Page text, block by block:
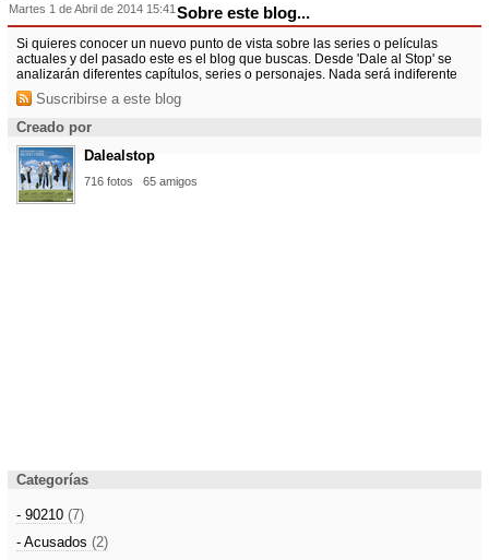
Martes 1 de Abril de 2014 15:41 Sobre este blog...
Si quieres conocer un nuevo punto de vista sobre las series o películas
actuales y del pasado este es el blog que buscas. Desde 'Dale al Stop' se
analizarán diferentes capítulos, series o personajes. Nada será indiferente
Suscribirse a este blog
Creado por
Dalealstop
716 fotos 65 amigos
Categorías
- 90210 (7)
- Acusados (2)